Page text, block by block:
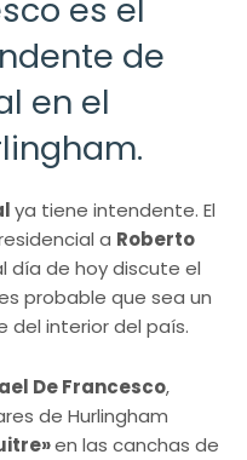
es el
de
en el
ya tiene intendente. El
a Roberto
día de hoy discute el
probable que sea un
del interior del país.
De Francesco,
de Hurlingham
en las canchas de